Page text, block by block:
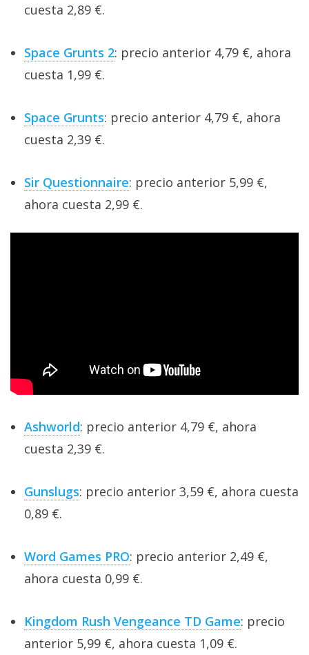
cuesta 2,89 €.
Space Grunts 2: precio anterior 4,79 €, ahora
cuesta 1,99 €.
Space Grunts: precio anterior 4,79 €, ahora
cuesta 2,39 €.
Sir Questionnaire: precio anterior 5,99 €,
ahora cuesta 2,99 €.
Ashworld: precio anterior 4,79 €, ahora
cuesta 2,39 €.
Gunslugs: precio anterior 3,59 €, ahora cuesta
0,89 €.
Word Games PRO: precio anterior 2,49 €,
ahora cuesta 0,99 €.
Kingdom Rush Vengeance TD Game: precio
anterior 5,99 €, ahora cuesta 1,09 €.